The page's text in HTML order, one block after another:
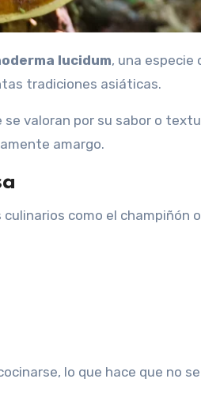
lucidum, una especie
tradiciones asiáticas.
valoran por su sabor o
amargo.
como el champiñón
lo que hace que no